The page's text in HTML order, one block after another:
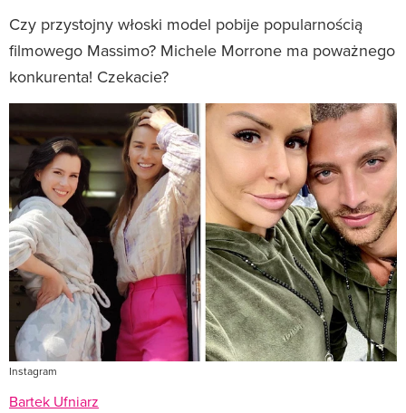
Czy przystojny włoski model pobije popularnością
filmowego Massimo? Michele Morrone ma poważnego
konkurenta! Czekacie?
Instagram
Bartek Ufniarz